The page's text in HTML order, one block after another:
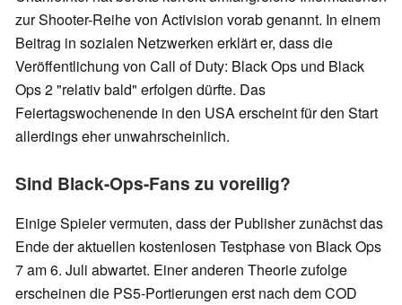
zur Shooter-Reihe von Activision vorab genannt. In einem
Beitrag in sozialen Netzwerken erklärt er, dass die
Veröffentlichung von Call of Duty: Black Ops und Black
Ops 2 "relativ bald" erfolgen dürfte. Das
Feiertagswochenende in den USA erscheint für den Start
allerdings eher unwahrscheinlich.
Sind Black-Ops-Fans zu voreilig?
Einige Spieler vermuten, dass der Publisher zunächst das
Ende der aktuellen kostenlosen Testphase von Black Ops
7 am 6. Juli abwartet. Einer anderen Theorie zufolge
erscheinen die PS5-Portierungen erst nach dem COD